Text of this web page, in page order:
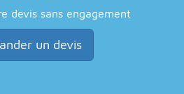
devis sans engagement
un devis